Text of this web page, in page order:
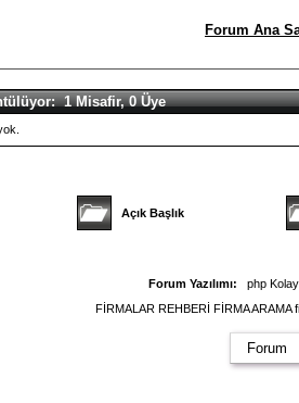
Forum Ana
1 Misafir, 0 Üye
Açık Başlık
Forum Yazılımı:
php
FİRMALAR REHBERİ FİRMA
Forum